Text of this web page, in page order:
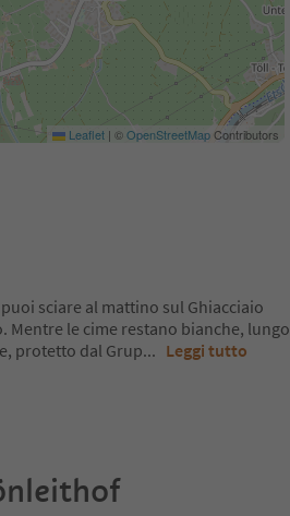
Leaflet | ©OpenStreetMapContributors
sciare al mattino sul Ghiacciaio
Mentre le cime restano bianche, lungo
protetto dal Grup... Leggi tutto